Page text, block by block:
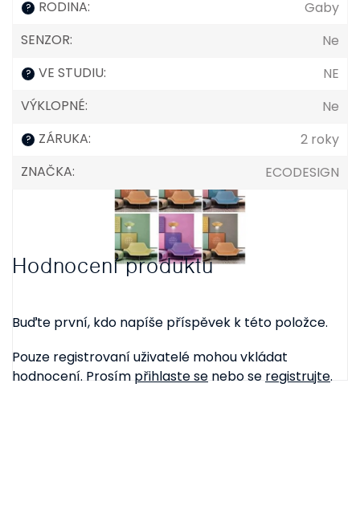
? RODINA:
Gaby
SENZOR: Ne
? VE STUDIU:
NE
VÝKLOPNÉ: Ne
? ZÁRUKA:
2 roky
ZNAČKA: ECODESIGN
Hodnocení produktu
Buďte první, kdo napíše příspěvek k této položce.
Pouze registrovaní uživatelé mohou vkládat
hodnocení. Prosím přihlaste se nebo se registrujte.